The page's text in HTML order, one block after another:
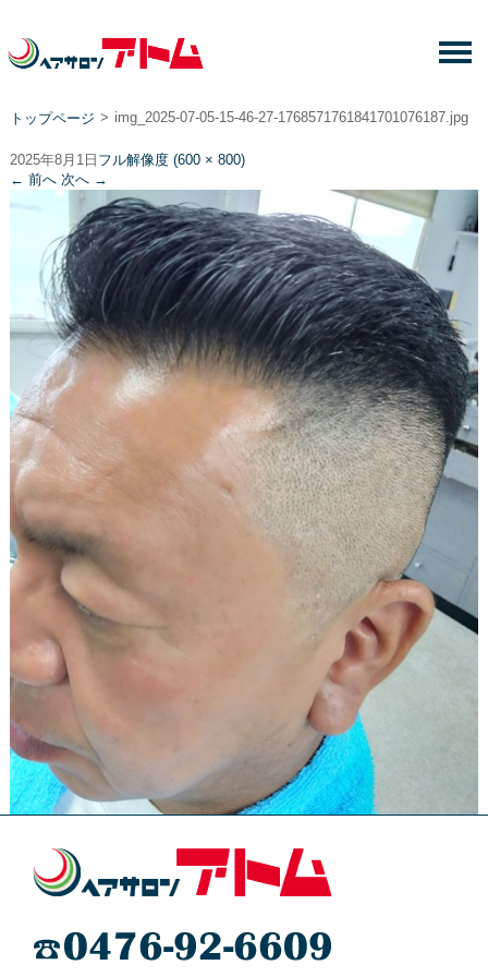
トップページ > img_2025-07-05-15-46-27-1768571761841701076187.jpg
2025年8月1日 フル解像度 (600 × 800)
← 前へ 次へ →